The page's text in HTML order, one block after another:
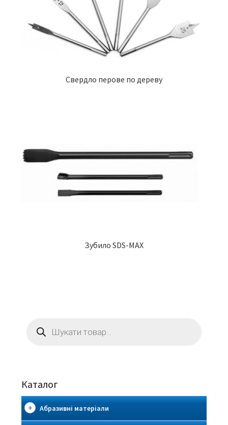
Свердло перове по дереву
Зубило SDS-MAX
товарів
Каталог
Абразивні матеріали